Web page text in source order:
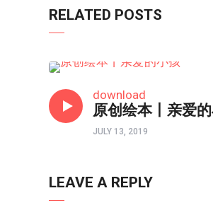
RELATED POSTS
download
原创绘本丨亲爱
JULY 13, 2019
LEAVE A REPLY